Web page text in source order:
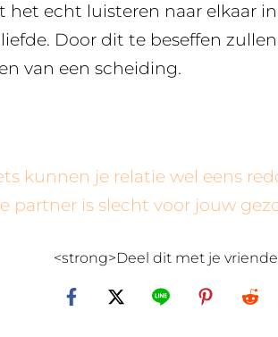
het echt luisteren naar elkaar
Door dit te beseffen
van een scheiding.
kunnen je relatie wel eens
partner is slecht voor jouw
<strong>Deel dit met je